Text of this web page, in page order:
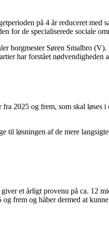
på 4 år reduceret med
for de specialiserede sociale
borgmester Søren Smalbro
har forstået nødvendigheden
2025 og frem, som skal løses i
til løsningen af de mere
et årligt provenu på ca. 12
frem og håber dermed at kunne